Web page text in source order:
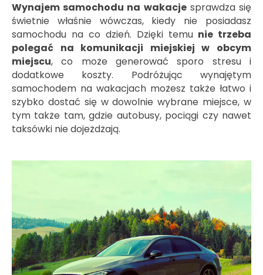
Wynajem samochodu na wakacjesprawdza się
świetnie właśnie wówczas, kiedy nie posiadasz
samochodu na co dzień. Dzięki temu nie trzeba
polegać na komunikacji miejskiej w obcym
miejscu, co może generować sporo stresu i
dodatkowe koszty. Podróżując wynajętym
samochodem na wakacjach możesz także łatwo i
szybko dostać się w dowolnie wybrane miejsce, w
tym także tam, gdzie autobusy, pociągi czy nawet
taksówki nie dojeżdżają.